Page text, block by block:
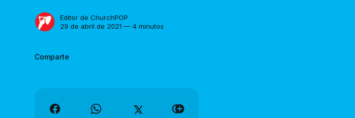
Editor de ChurchPOP
29 de abril de 2021 — 4 minutos
Comparte